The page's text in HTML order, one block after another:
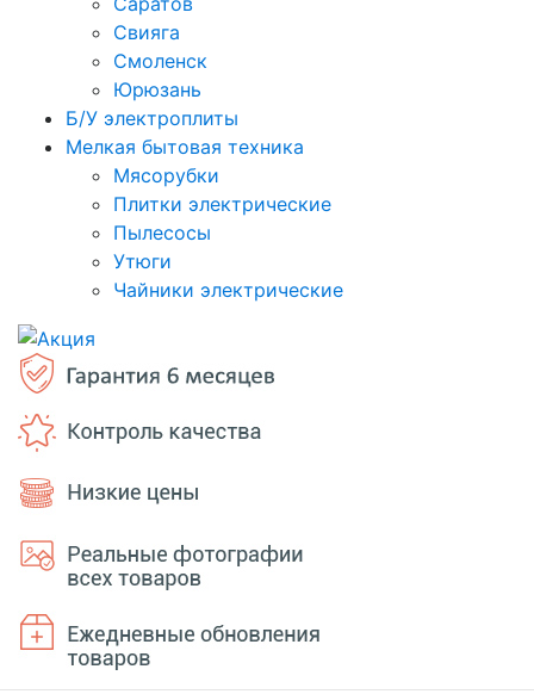
Свияга
Смоленск
Юрюзань
Б/У электроплиты
Мелкая бытовая техника
Мясорубки
Плитки электрические
Пылесосы
Утюги
Чайники электрические